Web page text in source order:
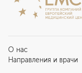
О нас
Отзывы пациентов
Направления и врачи